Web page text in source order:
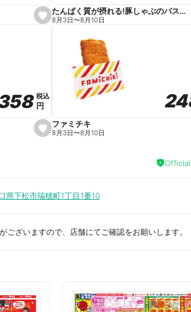
s
e
e
たんぱく質が摂れる!豚しゃぶのパスタサラダ
8月3日〜8月10日
s
e
i
t
税込
税込
円
円
ファミチキ
8月3日〜8月10日
県下松市瑞穂町1丁目1番10
ございますので、店舗にてご確認をお願いします。